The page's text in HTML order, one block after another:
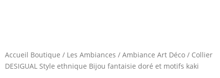
Accueil Boutique / Les Ambiances / Ambiance Art Déco / Collier
DESIGUAL Style ethnique Bijou fantaisie doré et motifs kaki